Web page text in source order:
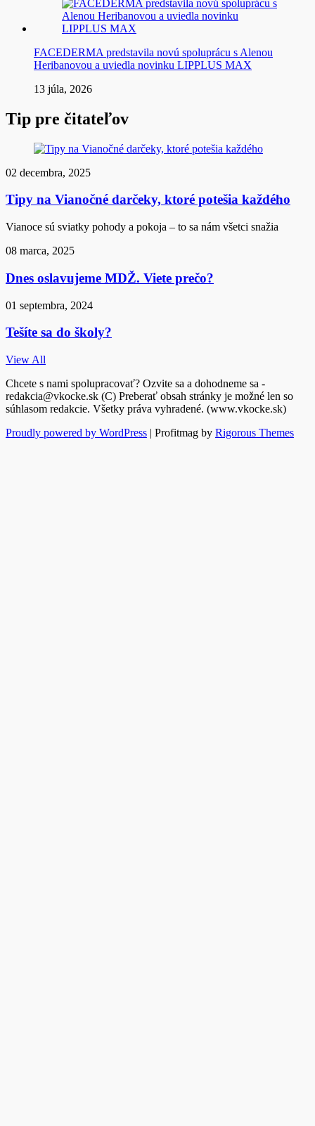
FACEDERMA predstavila novú spoluprácu s Alenou
Heribanovou a uviedla novinku LIPPLUS MAX
13 júla, 2026
Tip pre čitateľov
02 decembra, 2025
Tipy na Vianočné darčeky, ktoré potešia každého
Vianoce sú sviatky pohody a pokoja – to sa nám všetci snažia
08 marca, 2025
Dnes oslavujeme MDŽ. Viete prečo?
01 septembra, 2024
Tešíte sa do školy?
View All
Chcete s nami spolupracovať? Ozvite sa a dohodneme sa -
redakcia@vkocke.sk (C) Preberať obsah stránky je možné len so
súhlasom redakcie. Všetky práva vyhradené. (www.vkocke.sk)
Proudly powered by WordPress | Profitmag by Rigorous Themes